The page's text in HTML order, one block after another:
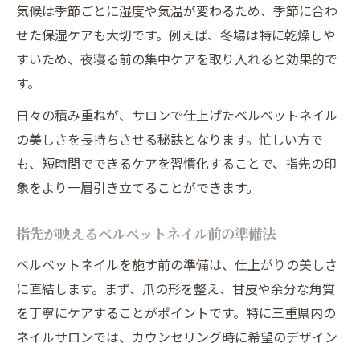
気候は季節ごとに湿度や気温が変わるため、季節に合わ
せた保湿ケアも大切です。例えば、冬場は特に乾燥しや
すいため、夜寝る前の集中ケアを取り入れると効果的で
す。
日々の積み重ねが、サロンで仕上げたベルベットネイル
の美しさを長持ちさせる秘訣となります。忙しい方で
も、短時間でできるケアを習慣化することで、指先の印
象をより一層引き立てることができます。
指先が映えるベルベットネイル前の準備法
ベルベットネイルを施す前の準備は、仕上がりの美しさ
に直結します。まず、爪の形を整え、甘皮や余分な角質
を丁寧にケアすることがポイントです。特に三重県内の
ネイルサロンでは、カウンセリング時に希望のデザイン